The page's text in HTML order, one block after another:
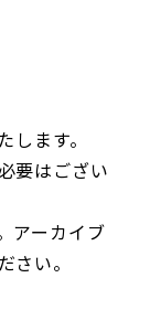
ます。
要はござい
アーカイブ
さい。